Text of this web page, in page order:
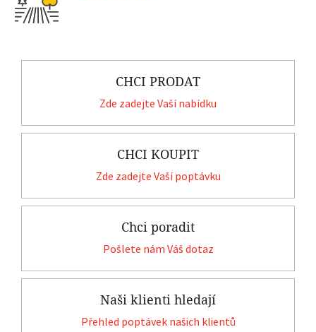
CHCI PRODAT
Zde zadejte Vaší nabídku
CHCI KOUPIT
Zde zadejte Vaší poptávku
Chci poradit
Pošlete nám Váš dotaz
Naši klienti hledají
Přehled poptávek našich klientů